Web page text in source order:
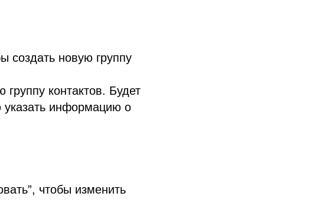
создать новую группу
контактов. Будет
указать информацию о
чтобы изменить